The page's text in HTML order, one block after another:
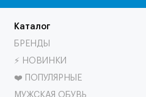
Каталог
БРЕНДЫ
⚡ НОВИНКИ
❤️ ПОПУЛЯРНЫЕ
МУЖСКАЯ ОБУВЬ